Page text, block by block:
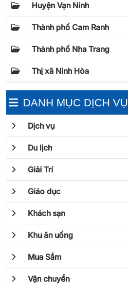
Huyện Vạn Ninh
Thành phố Cam Ranh
Thành phố Nha Trang
Thị xã Ninh Hòa
DANH MỤC DỊCH VỤ
Dịch vụ
Du lịch
Giải Trí
Giáo dục
Khách sạn
Khu ăn uống
Mua Sắm
Vận chuyển